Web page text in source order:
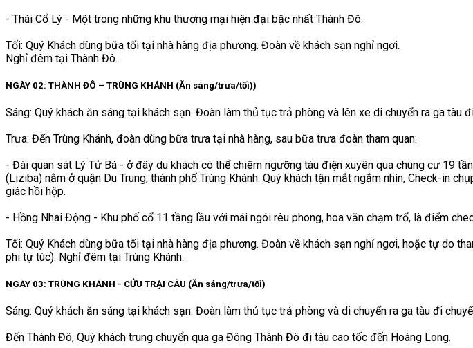
- Thái Cổ Lý - Một trong những khu thương mại hiện đại bậc nhất Thành Đô.
Tối: Quý Khách dùng bữa tối tại nhà hàng địa phương. Đoàn về khách sạn nghỉ ngơi.
Nghỉ đêm tại Thành Đô.
NGÀY 02: THÀNH ĐÔ – TRÙNG KHÁNH (Ăn sáng/trưa/tối))
Sáng: Quý khách ăn sáng tại khách sạn. Đoàn làm thủ tục trả phòng và lên xe di chuyển ra ga tàu
Trưa: Đến Trùng Khánh, đoàn dùng bữa trưa tại nhà hàng, sau bữa trưa đoàn tham quan:
- Đài quan sát Lý Tử Bá - ở đây du khách có thể chiêm ngưỡng tàu điện xuyên qua chung cư 19
(Liziba) nằm ở quận Du Trung, thành phố Trùng Khánh. Quý khách tận mắt ngắm nhìn, Check-in
giác hồi hộp.
- Hồng Nhai Động - Khu phố cổ 11 tầng lầu với mái ngói rêu phong, hoa văn chạm trổ, là điểm
Tối: Quý Khách dùng bữa tối tại nhà hàng địa phương. Đoàn về khách sạn nghỉ ngơi, hoặc tự do
phi tự túc). Nghỉ đêm tại Trùng Khánh.
NGÀY 03: TRÙNG KHÁNH - CỬU TRẠI CÂU (Ăn sáng/trưa/tối)
Sáng: Quý khách ăn sáng tại khách sạn. Đoàn làm thủ tục trả phòng và di chuyển ra ga tàu đi
Đến Thành Đô, Quý khách trung chuyển qua ga Đông Thành Đô đi tàu cao tốc đến Hoàng Long.